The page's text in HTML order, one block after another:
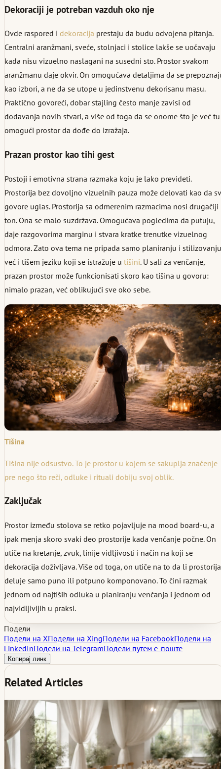
Dekoraciji je potreban vazduh oko nje
Ovde raspored i dekoracija prestaju da budu odvojena pitanja.
Centralni aranžmani, sveće, stolnjaci i stolice lakše se uočavaju
kada nisu vizuelno naslagani na susedni sto. Prostor svakom
aranžmanu daje okvir. On omogućava detaljima da se
kao izbori, a ne da se utope u jedinstvenu dekorisanu masu.
Praktično govoreći, dobar stajling često manje zavisi od
dodavanja novih stvari, a više od toga da se onome što je već tu
omogući prostor da dođe do izražaja.
Prazan prostor kao tihi gest
Postoji i emotivna strana razmaka koju je lako prevideti.
Prostorija bez dovoljno vizuelnih pauza može delovati kao da
govore uglas. Prostorija sa odmerenim razmacima nosi drugačiji
ton. Ona se malo suzdržava. Omogućava pogledima da putuju,
daje razgovorima marginu i stvara kratke trenutke vizuelnog
odmora. Zato ova tema ne pripada samo planiranju i
već i tišem jeziku koji se istražuje u tišini. U sali za venčanje,
prazan prostor može funkcionisati skoro kao tišina u govoru:
nimalo prazan, već oblikujući sve oko sebe.
Tišina
Tišina nije odsustvo. To je prostor u kojem se sakuplja značenje
pre nego što reči, odluke i rituali dobiju svoj oblik.
Zaključak
Prostor između stolova se retko pojavljuje na mood board-u, a
ipak menja skoro svaki deo prostorije kada venčanje počne. On
utiče na kretanje, zvuk, linije vidljivosti i način na koji se
dekoracija doživljava. Više od toga, on utiče na to da li prostorija
deluje samo puno ili potpuno komponovano. To čini razmak
jednom od najtiših odluka u planiranju venčanja i jednom od
najvidljivijih u praksi.
Подели
Подели на XПодели на XingПодели на FacebookПодели на
LinkedInПодели на TelegramПодели путем е-поште
Копирај линк
Related Articles